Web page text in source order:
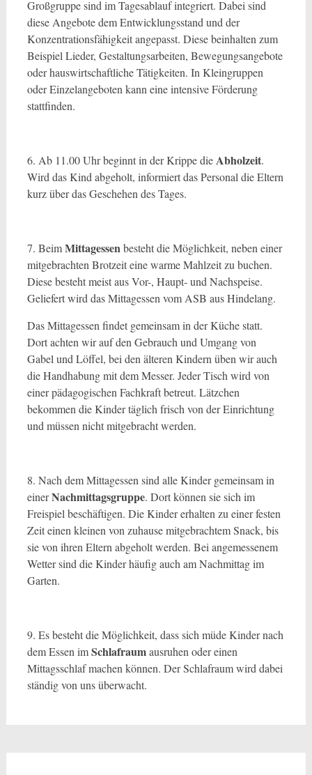
Großgruppe sind im Tagesablauf integriert. Dabei sind
diese Angebote dem Entwicklungsstand und der
Konzentrationsfähigkeit angepasst. Diese beinhalten zum
Beispiel Lieder, Gestaltungsarbeiten, Bewegungsangebote
oder hauswirtschaftliche Tätigkeiten. In Kleingruppen
oder Einzelangeboten kann eine intensive Förderung
stattfinden.
6. Ab 11.00 Uhr beginnt in der Krippe dieAbholzeit.
Wird das Kind abgeholt, informiert das Personal die Eltern
kurz über das Geschehen des Tages.
7. BeimMittagessenbesteht die Möglichkeit, neben einer
mitgebrachten Brotzeit eine warme Mahlzeit zu buchen.
Diese besteht meist aus Vor-, Haupt- und Nachspeise.
Geliefert wird das Mittagessen vom ASB aus Hindelang.
Das Mittagessen findet gemeinsam in der Küche statt.
Dort achten wir auf den Gebrauch und Umgang von
Gabel und Löffel, bei den älteren Kindern üben wir auch
die Handhabung mit dem Messer. Jeder Tisch wird von
einer pädagogischen Fachkraft betreut. Lätzchen
bekommen die Kinder täglich frisch von der Einrichtung
und müssen nicht mitgebracht werden.
8. Nach dem Mittagessen sind alle Kinder gemeinsam in
einerNachmittagsgruppe. Dort können sie sich im
Freispiel beschäftigen. Die Kinder erhalten zu einer festen
Zeit einen kleinen von zuhause mitgebrachtem Snack, bis
sie von ihren Eltern abgeholt werden. Bei angemessenem
Wetter sind die Kinder häufig auch am Nachmittag im
Garten.
9. Es besteht die Möglichkeit, dass sich müde Kinder nach
dem Essen imSchlafraumausruhen oder einen
Mittagsschlaf machen können. Der Schlafraum wird dabei
ständig von uns überwacht.